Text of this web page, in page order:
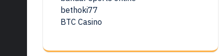
bethoki77
BTC Casino